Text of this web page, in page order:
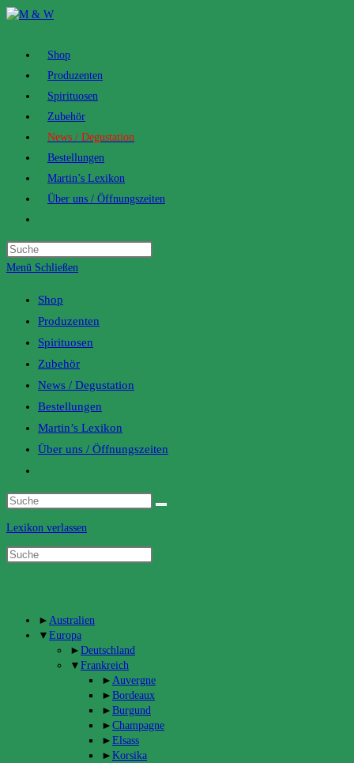
Zum
Shop
Produzenten
Spirituosen
Zubehör
News / Degustation
Bestellungen
Martin’s Lexikon
Über uns / Öffnungszeiten
website
search
Menü Schließen
Shop
Produzenten
Spirituosen
Zubehör
News / Degustation
Bestellungen
Martin’s Lexikon
Über uns / Öffnungszeiten
website
search
Lexikon verlassen
► Australien
▼ Europa
► Deutschland
▼ Frankreich
► Auvergne
► Bordeaux
► Burgund
► Champagne
► Elsass
► Korsika